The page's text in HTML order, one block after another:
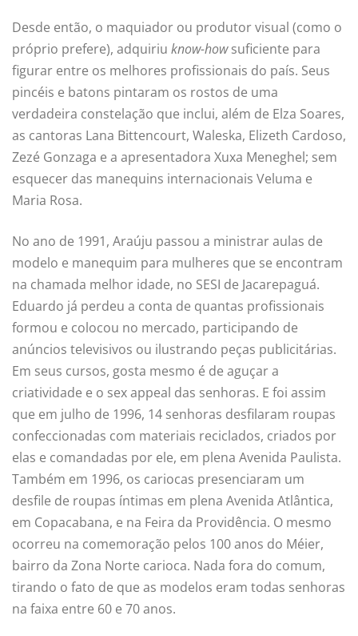
Desde então, o maquiador ou produtor visual (como o
próprio prefere), adquiriu know-howsuficiente para
figurar entre os melhores profissionais do país. Seus
pincéis e batons pintaram os rostos de uma
verdadeira constelação que inclui, além de Elza Soares,
as cantoras Lana Bittencourt, Waleska, Elizeth Cardoso,
Zezé Gonzaga e a apresentadora Xuxa Meneghel; sem
esquecer das manequins internacionais Veluma e
Maria Rosa.
No ano de 1991, Araúju passou a ministrar aulas de
modelo e manequim para mulheres que se encontram
na chamada melhor idade, no SESI de Jacarepaguá.
Eduardo já perdeu a conta de quantas profissionais
formou e colocou no mercado, participando de
anúncios televisivos ou ilustrando peças publicitárias.
Em seus cursos, gosta mesmo é de aguçar a
criatividade e o sex appeal das senhoras. E foi assim
que em julho de 1996, 14 senhoras desfilaram roupas
confeccionadas com materiais reciclados, criados por
elas e comandadas por ele, em plena Avenida Paulista.
Também em 1996, os cariocas presenciaram um
desfile de roupas íntimas em plena Avenida Atlântica,
em Copacabana, e na Feira da Providência. O mesmo
ocorreu na comemoração pelos 100 anos do Méier,
bairro da Zona Norte carioca. Nada fora do comum,
tirando o fato de que as modelos eram todas senhoras
na faixa entre 60 e 70 anos.